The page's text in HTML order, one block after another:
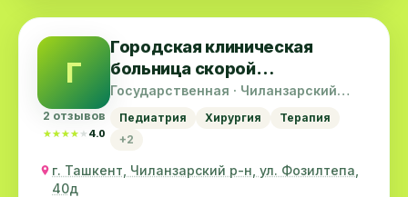
Г
2 отзывов
★★★★★
★★★★★ 4.0
Городская клиническая
больница скорой
медицинской помощи
(Неотложка)
Государственная · Чиланзарский
Педиатрия Хирургия
Терапия
+2
г. Ташкент, Чиланзарский р-н, ул. Фозилтепа,
40д